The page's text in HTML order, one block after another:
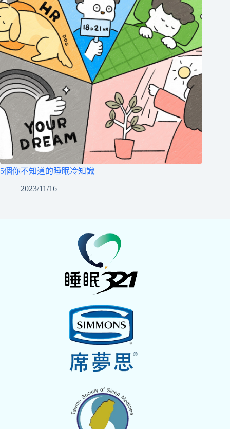
5個你不知道的睡眠冷知識
2023/11/16